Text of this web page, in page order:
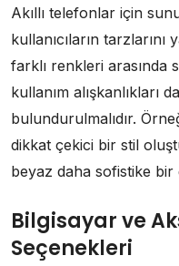
Akıllı telefonlar için
kullanıcıların tarzlarını
farklı renkleri arasında
kullanım alışkanlıkları
bulundurulmalıdır.
dikkat çekici bir stil
beyaz daha sofistike
Bilgisayar ve
Seçenekleri